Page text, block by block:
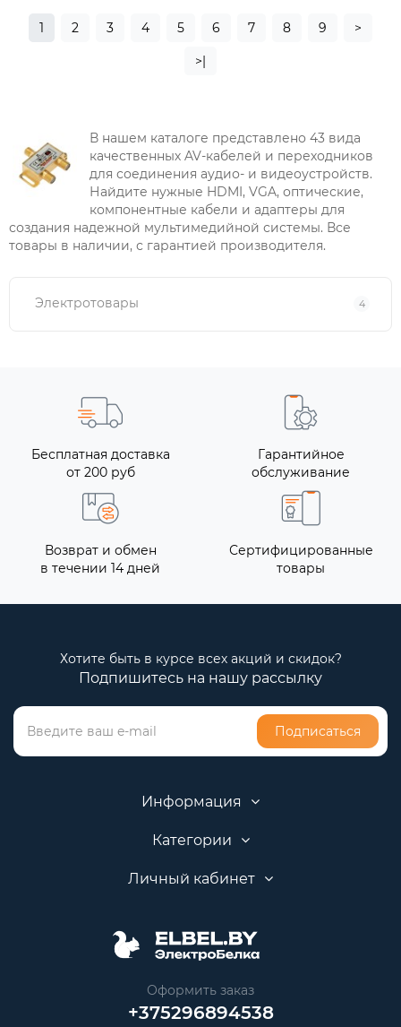
1 2 3 4 5 6 7 8 9 >
>|
В нашем каталоге представлено 43 вида
качественных AV-кабелей и переходников
для соединения аудио- и видеоустройств.
Найдите нужные HDMI, VGA, оптические,
компонентные кабели и адаптеры для
создания надежной мультимедийной системы. Все
товары в наличии, с гарантией производителя.
Электротовары 4
Бесплатная доставка
от 200 руб
Гарантийное
обслуживание
Возврат и обмен
в течении 14 дней
Сертифицированные
товары
Хотите быть в курсе всех акций и скидок?
Подпишитесь на нашу рассылку
Подписаться
Информация
Категории
Личный кабинет
Оформить заказ
+375296894538